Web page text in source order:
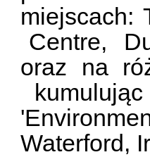
Centre,
oraz na
Waterford,